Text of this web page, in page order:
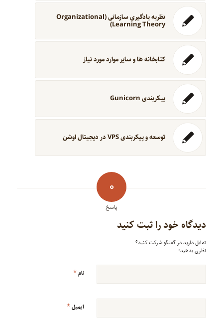
نظریه یادگیری سازمانی (Organizational
Learning Theory)
کتابخانه ها و سایر موارد مورد نیاز
پیکربندی Gunicorn
توسعه و پیکربندی VPS در دیجیتال اوشن
0
پاسخ
دیدگاه خود را ثبت کنید
تمایل دارید در گفتگو شرکت کنید؟
نظری بدهید!
نام*
ایمیل*